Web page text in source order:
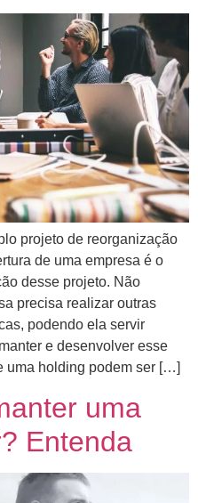
projeto de reorganização
de uma empresa é o
desse projeto. Não
precisa realizar outras
podendo ela servir
e desenvolver esse
uma holding podem ser […]
uma
Entenda